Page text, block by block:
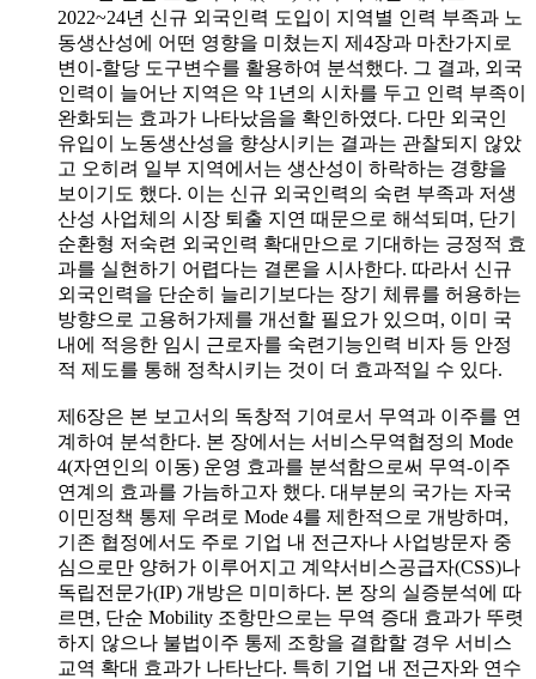
2022~24년 신규 외국인력 도입이 지역별 인력 부족과 노
동생산성에 어떤 영향을 미쳤는지 제4장과 마찬가지로
변이-할당 도구변수를 활용하여 분석했다. 그 결과, 외국
인력이 늘어난 지역은 약 1년의 시차를 두고 인력 부족이
완화되는 효과가 나타났음을 확인하였다. 다만 외국인
유입이 노동생산성을 향상시키는 결과는 관찰되지 않았
고 오히려 일부 지역에서는 생산성이 하락하는 경향을
보이기도 했다. 이는 신규 외국인력의 숙련 부족과 저생
산성 사업체의 시장 퇴출 지연 때문으로 해석되며, 단기
순환형 저숙련 외국인력 확대만으로 기대하는 긍정적 효
과를 실현하기 어렵다는 결론을 시사한다. 따라서 신규
외국인력을 단순히 늘리기보다는 장기 체류를 허용하는
방향으로 고용허가제를 개선할 필요가 있으며, 이미 국
내에 적응한 임시 근로자를 숙련기능인력 비자 등 안정
적 제도를 통해 정착시키는 것이 더 효과적일 수 있다.
제6장은 본 보고서의 독창적 기여로서 무역과 이주를 연
계하여 분석한다. 본 장에서는 서비스무역협정의 Mode
4(자연인의 이동) 운영 효과를 분석함으로써 무역-이주
연계의 효과를 가늠하고자 했다. 대부분의 국가는 자국
이민정책 통제 우려로 Mode 4를 제한적으로 개방하며,
기존 협정에서도 주로 기업 내 전근자나 사업방문자 중
심으로만 양허가 이루어지고 계약서비스공급자(CSS)나
독립전문가(IP) 개방은 미미하다. 본 장의 실증분석에 따
르면, 단순 Mobility 조항만으로는 무역 증대 효과가 뚜렷
하지 않으나 불법이주 통제 조항을 결합할 경우 서비스
교역 확대 효과가 나타난다. 특히 기업 내 전근자와 연수